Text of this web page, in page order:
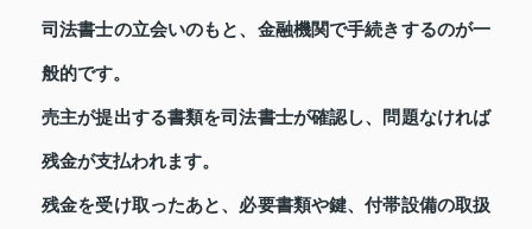
司法書士の立会いのもと、金融機関で手続きするのが一
般的です。
売主が提出する書類を司法書士が確認し、問題なければ
残金が支払われます。
残金を受け取ったあと、必要書類や鍵、付帯設備の取扱